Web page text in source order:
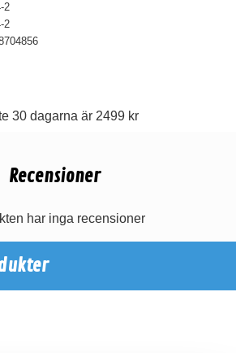
2
2
30 dagarna är 2499 kr
Recensioner
har inga recensioner